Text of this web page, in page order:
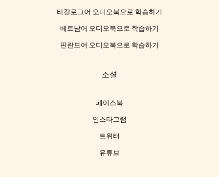
타갈로그어 오디오북으로 학습하기
베트남어 오디오북으로 학습하기
핀란드어 오디오북으로 학습하기
소셜
페이스북
인스타그램
트위터
유튜브